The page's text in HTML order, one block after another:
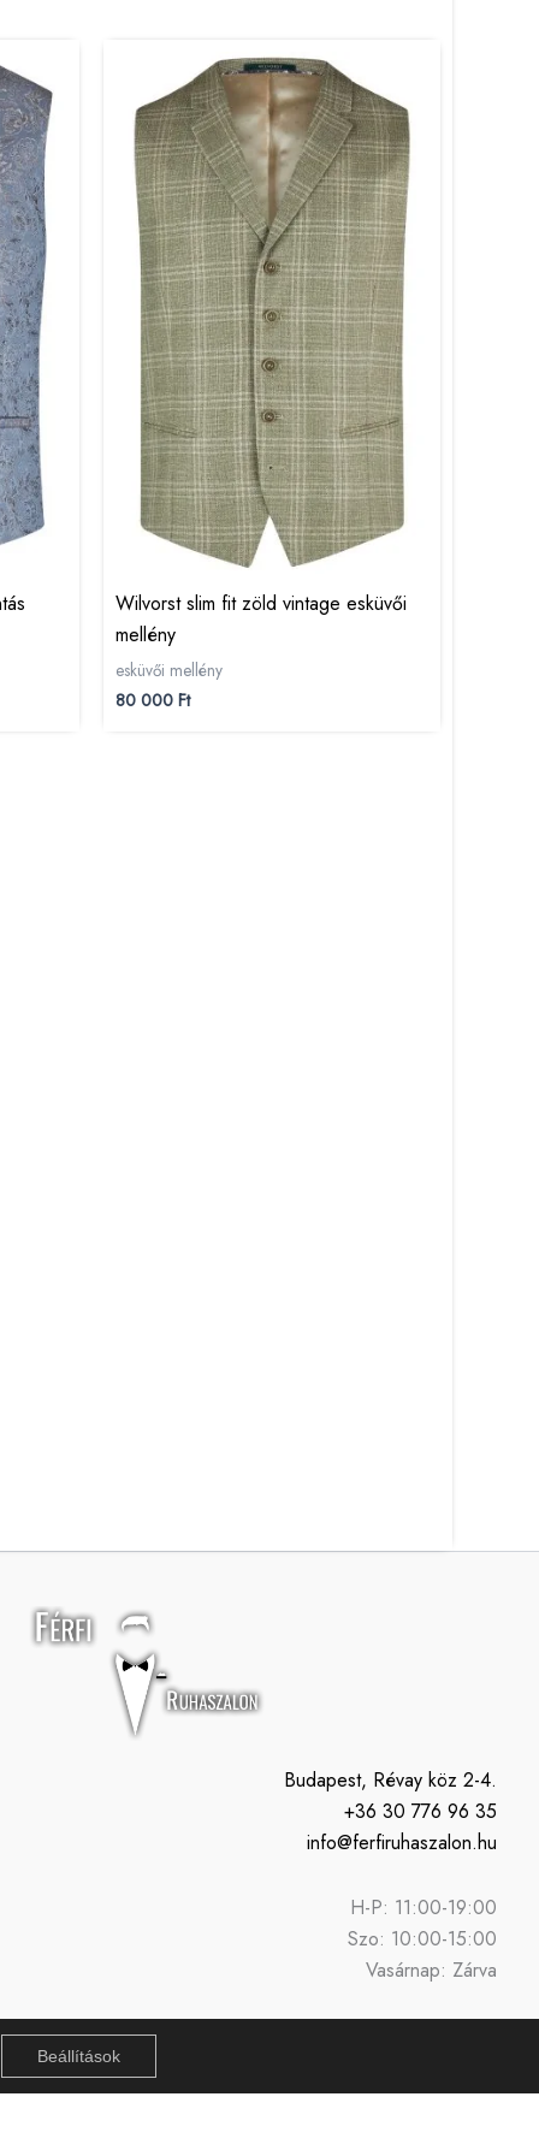
Wilvorst slim fit zöld vintage esküvői
mellény
esküvői mellény
80 000 Ft
Budapest, Révay köz 2-4.
+36 30 776 96 35
info@ferfiruhaszalon.hu
H-P: 11:00-19:00
Szo: 10:00-15:00
Vasárnap: Zárva
Beállítások